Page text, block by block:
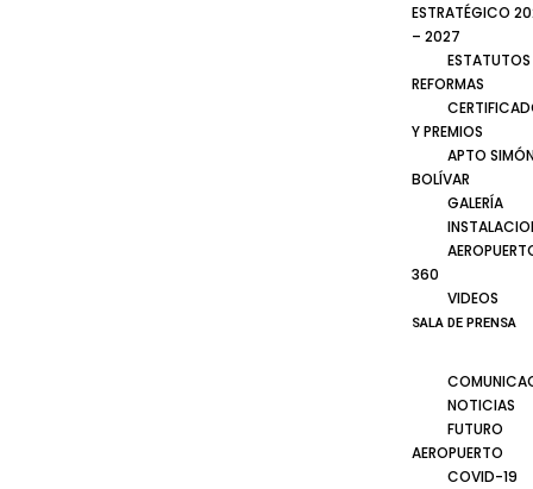
ESTRATÉGICO
– 2027
ESTATUTOS
REFORMAS
Y PREMIOS
APTO
BOLÍVAR
GALERÍA
360
VIDEOS
SALA DE PRENSA
NOTICIAS
FUTURO
AEROPUERTO
COVID-19